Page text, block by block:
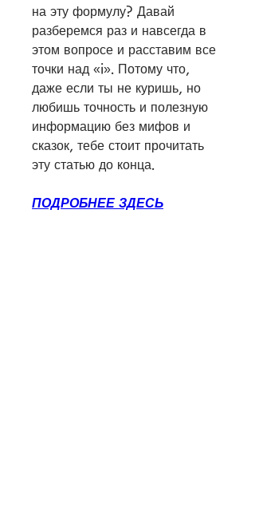
на эту формулу? Давай
разберемся раз и навсегда в
этом вопросе и расставим все
точки над «i». Потому что,
даже если ты не куришь, но
любишь точность и полезную
информацию без мифов и
сказок, тебе стоит прочитать
эту статью до конца.
ПОДРОБНЕЕ ЗДЕСЬ